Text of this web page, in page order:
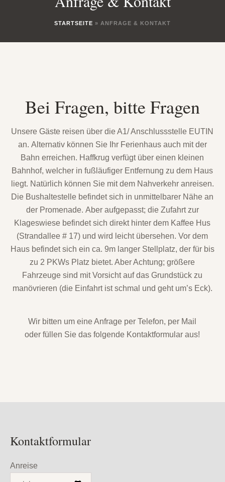
STARTSEITE » ANFRAGE & KONTAKT
Bei Fragen, bitte Fragen
Unsere Gäste reisen über die A1/ Anschlussstelle EUTIN
an. Alternativ können Sie Ihr Ferienhaus auch mit der
Bahn erreichen. Haffkrug verfügt über einen kleinen
Bahnhof, welcher in fußläufiger Entfernung zu dem Haus
liegt. Natürlich können Sie mit dem Nahverkehr anreisen.
Die Bushaltestelle befindet sich in unmittelbarer Nähe an
der Promenade. Aber aufgepasst; die Zufahrt zur
Klageswiese befindet sich direkt hinter dem Kaffee Hus
(Strandallee # 17) und wird leicht übersehen. Vor dem
Haus befindet sich ein ca. 9m langer Stellplatz, der für bis
zu 2 PKWs Platz bietet. Aber Achtung; größere
Fahrzeuge sind mit Vorsicht auf das Grundstück zu
manövrieren (die Einfahrt ist schmal und geht um’s Eck).
Wir bitten um eine Anfrage per Telefon, per Mail
oder füllen Sie das folgende Kontaktformular aus!
Kontaktformular
Anreise